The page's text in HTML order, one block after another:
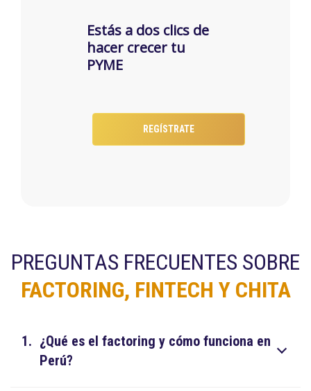
Estás a dos clics de
hacer crecer tu
PYME
REGÍSTRATE
PREGUNTAS FRECUENTES SOBRE
FACTORING, FINTECH Y CHITA
1. ¿Qué es el factoring y cómo funciona en
Perú?